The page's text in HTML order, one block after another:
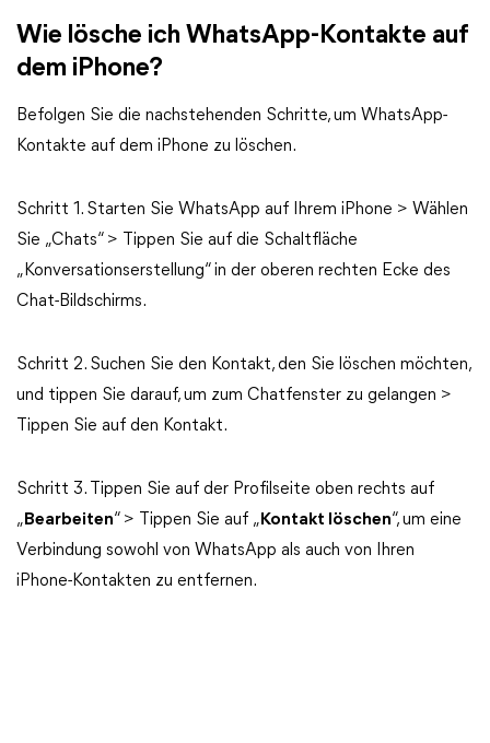
Wie lösche ich WhatsApp-Kontakte auf
dem iPhone?
Befolgen Sie die nachstehenden Schritte, um WhatsApp-
Kontakte auf dem iPhone zu löschen.
Schritt 1. Starten Sie WhatsApp auf Ihrem iPhone > Wählen
Sie „Chats“ > Tippen Sie auf die Schaltfläche
„Konversationserstellung“ in der oberen rechten Ecke des
Chat-Bildschirms.
Schritt 2. Suchen Sie den Kontakt, den Sie löschen möchten,
und tippen Sie darauf, um zum Chatfenster zu gelangen >
Tippen Sie auf den Kontakt.
Schritt 3. Tippen Sie auf der Profilseite oben rechts auf
„ Bearbeiten“ > Tippen Sie auf „ Kontakt löschen“, um eine
Verbindung sowohl von WhatsApp als auch von Ihren
iPhone-Kontakten zu entfernen.